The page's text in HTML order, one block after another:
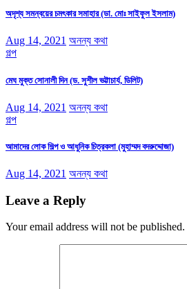
অদৃশ্য সমন্বয়ের চমৎকার সমাহার (ডা. মোঃ সাইফুল ইসলাম)
Aug 14, 2021 অনন্য কথা
গল্প
মেঘ মুক্ত সোনালী দিন (ড. সুশীল ভট্টাচার্য, ডিলিট)
Aug 14, 2021 অনন্য কথা
গল্প
আমাদের লোক শিল্প ও আধুনিক চিত্রকলা (মুহাম্মদ বদরুদ্দোজা)
Aug 14, 2021 অনন্য কথা
Leave a Reply
Your email address will not be published.